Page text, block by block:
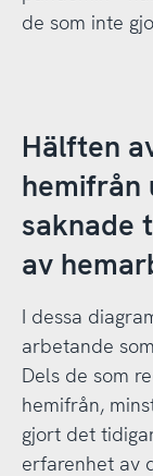
de som inte
Hälften
hemifrån
saknade
av
I dessa
arbetande
Dels de som
hemifrån,
gjort det
erfarenhet av